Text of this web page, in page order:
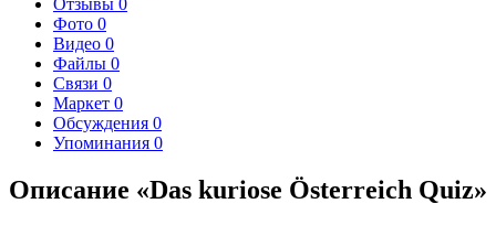
Фото 0
Видео 0
Файлы 0
Связи 0
Маркет 0
Обсуждения 0
Упоминания 0
Описание «Das kuriose Österreich Quiz»